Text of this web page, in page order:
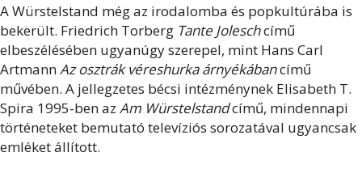
A Würstelstand még az irodalomba és popkultúrába is
bekerült. Friedrich Torberg Tante Joleschcímű
elbeszélésében ugyanúgy szerepel, mint Hans Carl
Artmann Az osztrák véreshurka árnyékábancímű
művében. A jellegzetes bécsi intézménynek Elisabeth T.
Spira 1995-ben az Am Würstelstandcímű, mindennapi
történeteket bemutató televíziós sorozatával ugyancsak
emléket állított.